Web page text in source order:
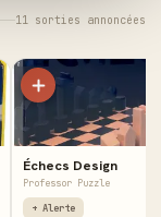
11 sorties annoncées
Échecs Design
Professor Puzzle
+ Alerte